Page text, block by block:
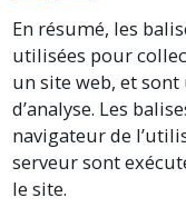
En résumé, les
utilisées pour
un site web, et
d’analyse. Les
navigateur de
serveur sont
le site.